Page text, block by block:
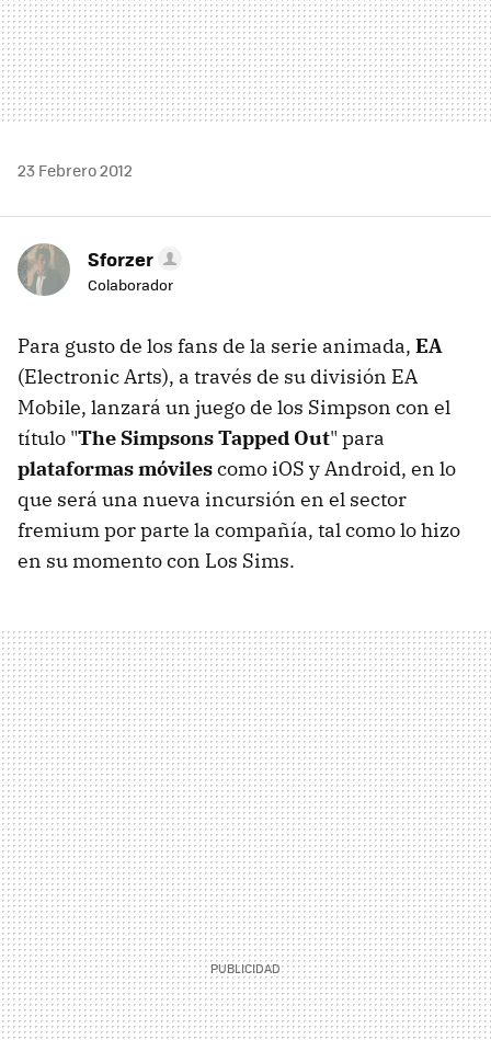
23 Febrero 2012
Sforzer
Colaborador
Para gusto de los fans de la serie animada, EA
(Electronic Arts), a través de su división EA
Mobile, lanzará un juego de los Simpson con el
título "The Simpsons Tapped Out" para
plataformas móvilescomo iOS y Android, en lo
que será una nueva incursión en el sector
fremium por parte la compañía, tal como lo hizo
en su momento con Los Sims.